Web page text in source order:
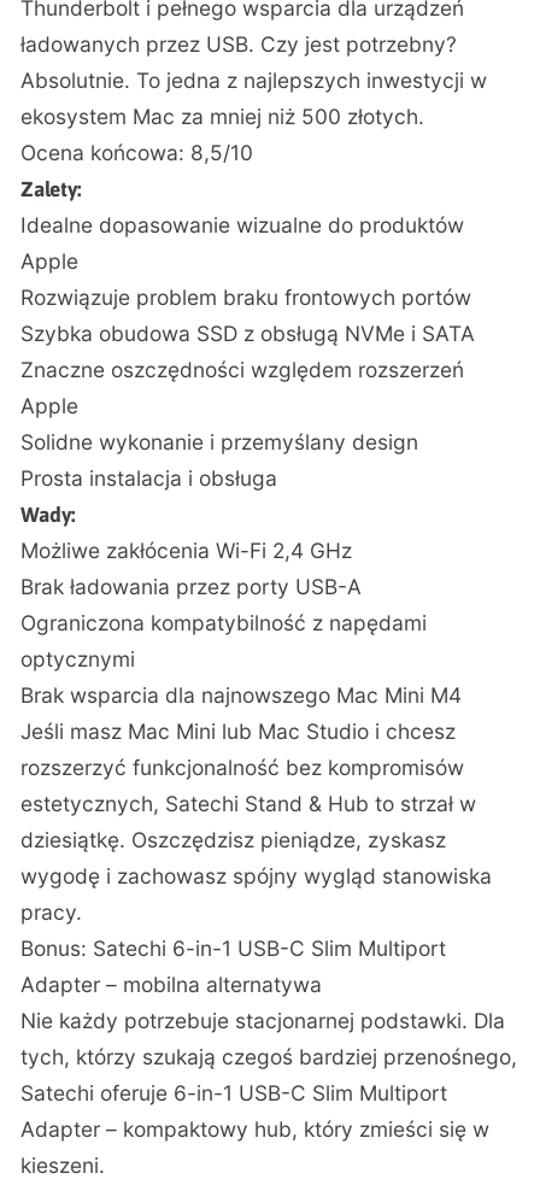
Thunderbolt i pełnego wsparcia dla urządzeń
ładowanych przez USB. Czy jest potrzebny?
Absolutnie. To jedna z najlepszych inwestycji w
ekosystem Mac za mniej niż 500 złotych.
Ocena końcowa: 8,5/10
Zalety:
Idealne dopasowanie wizualne do produktów
Apple
Rozwiązuje problem braku frontowych portów
Szybka obudowa SSD z obsługą NVMe i SATA
Znaczne oszczędności względem rozszerzeń
Apple
Solidne wykonanie i przemyślany design
Prosta instalacja i obsługa
Wady:
Możliwe zakłócenia Wi-Fi 2,4 GHz
Brak ładowania przez porty USB-A
Ograniczona kompatybilność z napędami
optycznymi
Brak wsparcia dla najnowszego Mac Mini M4
Jeśli masz Mac Mini lub Mac Studio i chcesz
rozszerzyć funkcjonalność bez kompromisów
estetycznych, Satechi Stand & Hub to strzał w
dziesiątkę. Oszczędzisz pieniądze, zyskasz
wygodę i zachowasz spójny wygląd stanowiska
pracy.
Bonus: Satechi 6-in-1 USB-C Slim Multiport
Adapter – mobilna alternatywa
Nie każdy potrzebuje stacjonarnej podstawki. Dla
tych, którzy szukają czegoś bardziej przenośnego,
Satechi oferuje 6-in-1 USB-C Slim Multiport
Adapter – kompaktowy hub, który zmieści się w
kieszeni.